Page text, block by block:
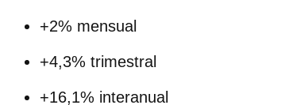
+2% mensual
+4,3% trimestral
+16,1% interanual